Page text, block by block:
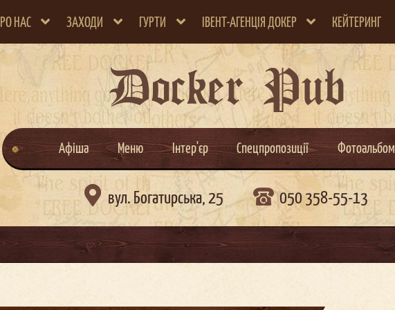
ПРО НАС ЗАХОДИ ГУРТИ ІВЕНТ-АГЕНЦІЯ ДОКЕР КЕЙТЕРИНГ
Docker Pub
Афіша Меню Інтер'єр Спецпропозиції Фотоальбом
 вул. Богатирська, 25 050 358-55-13